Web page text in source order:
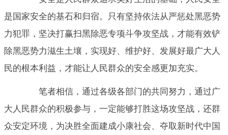
是国家安全的基石和归宿。只有坚持依法从严惩处黑恶势
力犯罪，坚决打赢扫黑除恶专项斗争攻坚战，才能有效铲
除黑恶势力滋生土壤，实现好、维护好、发展好最广大人
民的根本利益，才能让人民群众的安全感更加充实。
笔者相信，通过各级各部门的共同努力，通过广
大人民群众的积极参与，一定能够打胜这场攻坚战，还群
众安定环境，为决胜全面建成小康社会、夺取新时代中国